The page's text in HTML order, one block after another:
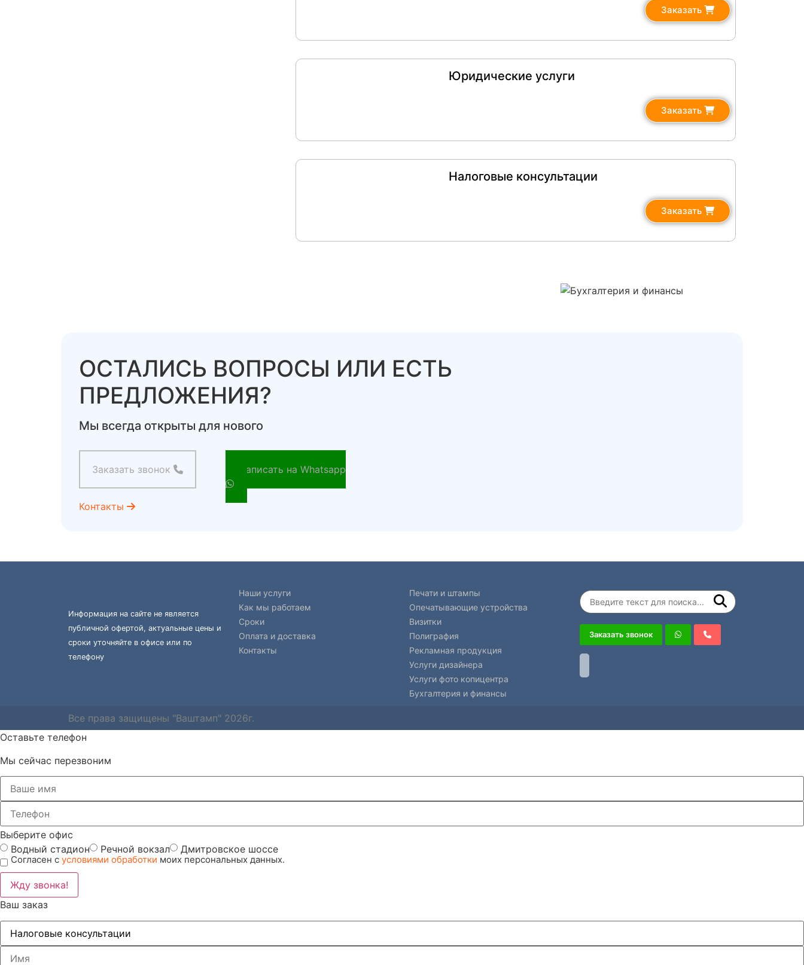
Заказать
Юридические услуги
Заказать
Налоговые консультации
Заказать
ОСТАЛИСЬ ВОПРОСЫ ИЛИ ЕСТЬ
ПРЕДЛОЖЕНИЯ?
Мы всегда открыты для нового
Заказать звонок Написать на Whatsapp
Контакты
Информация на сайте не является
публичной офертой, актуальные цены и
сроки уточняйте в офисе или по
телефону
Наши услуги
Как мы работаем
Сроки
Оплата и доставка
Контакты
Печати и штампы
Опечатывающие устройства
Визитки
Полиграфия
Рекламная продукция
Услуги дизайнера
Услуги фото копицентра
Бухгалтерия и финансы
Заказать звонок
Все права защищены "Ваштамп" 2026г.
Оставьте телефон
Мы сейчас перезвоним
Выберите офис
Водный стадион
Речной вокзал Дмитровское шоссе
Согласен с условиями обработки моих персональных данных.
Жду звонка!
Ваш заказ